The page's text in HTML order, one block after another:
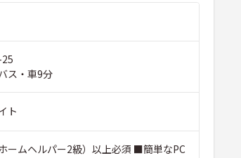
ス・車9分
ト
ームヘルパー2級）以上必須 ■簡単なPC